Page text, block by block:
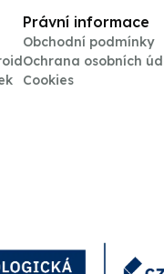
Právní informace
Obchodní podmínky
Ochrana osobních
Cookies